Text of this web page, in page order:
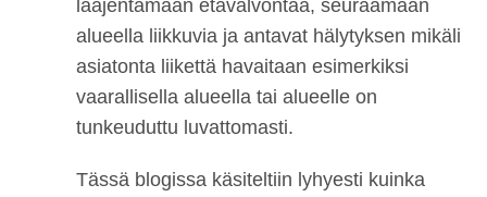
laajentamaan etävalvontaa, seuraamaan
alueella liikkuvia ja antavat hälytyksen mikäli
asiatonta liikettä havaitaan esimerkiksi
vaarallisella alueella tai alueelle on
tunkeuduttu luvattomasti.
Tässä blogissa käsiteltiin lyhyesti kuinka